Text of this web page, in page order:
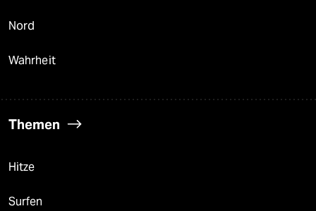
Nord
Wahrheit
Themen
Hitze
Surfen